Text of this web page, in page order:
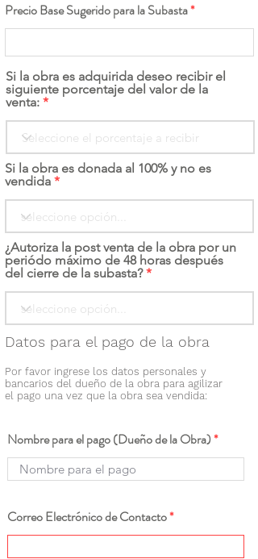
Precio Base Sugerido para la Subasta
Si la obra es adquirida deseo recibir el
siguiente porcentaje del valor de la
venta:
Si la obra es donada al 100% y no es
vendida
¿Autoriza la post venta de la obra por un
periódo máximo de 48 horas después
del cierre de la subasta?
Datos para el pago de la obra
Por favor ingrese los datos personales y
bancarios del dueño de la obra para agilizar
el pago una vez que la obra sea vendida:
Nombre para el pago (Dueño de la Obra)
Correo Electrónico de Contacto